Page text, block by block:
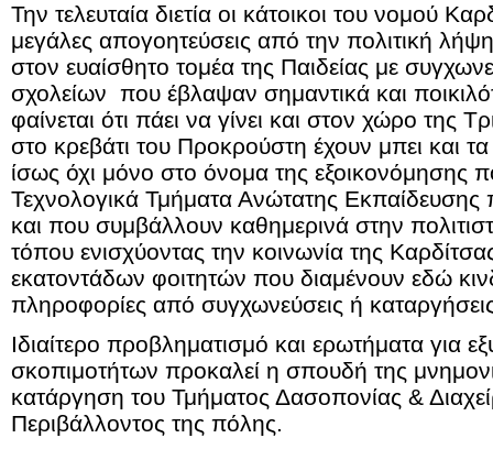
Την τελευταία διετία οι κάτοικοι του νομού
μεγάλες απογοητεύσεις από την πολιτική
στον ευαίσθητο τομέα της Παιδείας με
σχολείων που έβλαψαν σημαντικά και
φαίνεται ότι πάει να γίνει και στον χώρο της
στο κρεβάτι του Προκρούστη έχουν μπει και
ίσως όχι μόνο στο όνομα της εξοικονόμησης
Τεχνολογικά Τμήματα Ανώτατης Εκπαίδευσης
και που συμβάλλουν καθημερινά στην
τόπου ενισχύοντας την κοινωνία της
εκατοντάδων φοιτητών που διαμένουν εδώ
πληροφορίες από συγχωνεύσεις ή
Ιδιαίτερο προβληματισμό και ερωτήματα για
σκοπιμοτήτων προκαλεί η σπουδή της
κατάργηση του Τμήματος Δασοπονίας &
Περιβάλλοντος της πόλης.